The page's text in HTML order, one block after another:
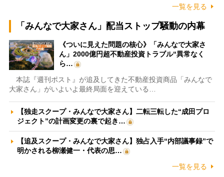
一覧を見る
「みんなで大家さん」配当ストップ騒動の内幕
《ついに見えた問題の核心》「みんなで大家さ
ん」2000億円超不動産投資トラブル“異常なく
ら…
本誌『週刊ポスト』が追及してきた不動産投資商品「みんなで
大家さん」がいよいよ最終局面を迎えている…
【独走スクープ・みんなで大家さん】二転三転した“成田プロ
ジェクト”の計画変更の裏で起き…
【追及スクープ・みんなで大家さん】独占入手“内部議事録”で
明かされる柳瀬健一・代表の思…
一覧を見る